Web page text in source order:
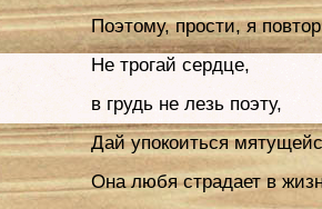
Поэтому, прости, я
Не трогай сердце,
в грудь не лезь поэту,
Дай упокоиться
Она любя страдает в